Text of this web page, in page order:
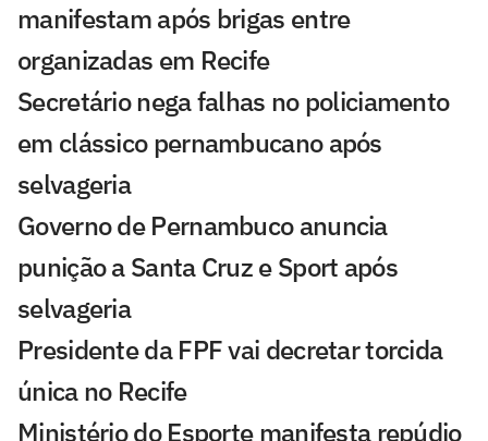
manifestam após brigas entre
organizadas em Recife
Secretário nega falhas no policiamento
em clássico pernambucano após
selvageria
Governo de Pernambuco anuncia
punição a Santa Cruz e Sport após
selvageria
Presidente da FPF vai decretar torcida
única no Recife
Ministério do Esporte manifesta repúdio